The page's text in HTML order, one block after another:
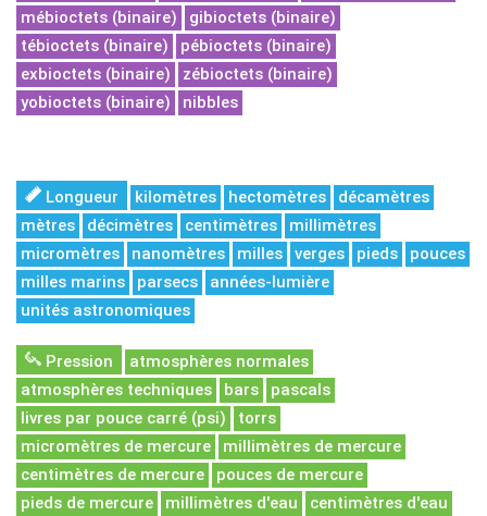
mébioctets (binaire)
gibioctets (binaire)
tébioctets (binaire)
pébioctets (binaire)
exbioctets (binaire)
zébioctets (binaire)
yobioctets (binaire)
nibbles
Longueur kilomètres hectomètres
décamètres
mètres
décimètres centimètres
millimètres
micromètres
nanomètres milles verges pieds
pouces
milles marins
parsecs
années-lumière
unités astronomiques
Pression
atmosphères normales
atmosphères techniques
bars
pascals
livres par pouce carré (psi)
torrs
micromètres de mercure
millimètres de mercure
centimètres de mercure
pouces de mercure
pieds de mercure
millimètres d'eau
centimètres d'eau